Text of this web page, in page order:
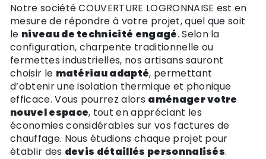
Notre société COUVERTURE LOGRONNAISE est en
mesure de répondre à votre projet, quel que soit
le niveau de technicité engagé. Selon la
configuration, charpente traditionnelle ou
fermettes industrielles, nos artisans sauront
choisir le matériau adapté, permettant
d’obtenir une isolation thermique et phonique
efficace. Vous pourrez alors aménager votre
nouvel espace, tout en appréciant les
économies considérables sur vos factures de
chauffage. Nous étudions chaque projet pour
établir des devis détaillés personnalisés.